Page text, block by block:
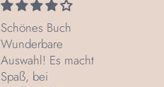
Schönes Buch
Wunderbare
Auswahl! Es macht
Spaß, bei